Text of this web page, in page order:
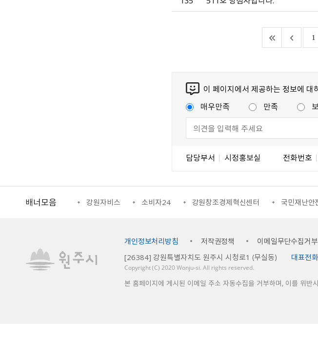
1
이 페이지에서 제공하는 정보에 대
매우만족
만족
담당부서 시정홍보실 전화번호
배너모음
강원일자리정보망 강원자비스 소비자24 강원창조경제혁신센터 국민재난안
개인정보처리방침 저작권정책 이메일무단수집거부
[26384] 강원특별자치도 원주시 시청로1 （무실동）
대표전
Copyright （C） 2020 Wonju-si. All rights reserved.
본 홈페이지에 게시된 이메일 주소 자동수집을 거부하며, 이를 위반